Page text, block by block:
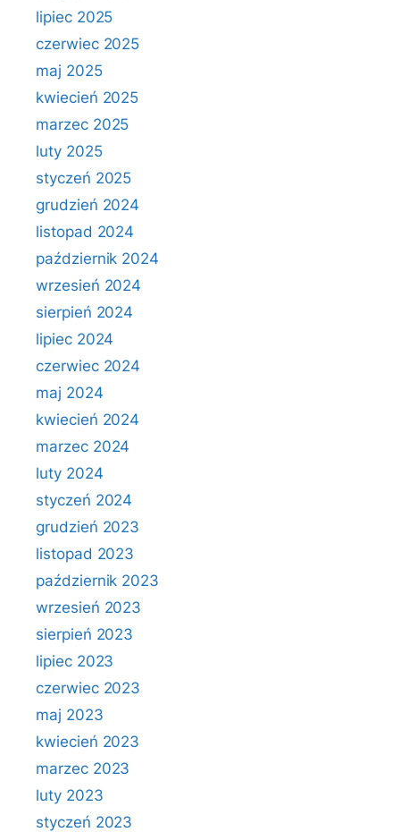
lipiec 2025
czerwiec 2025
maj 2025
kwiecień 2025
marzec 2025
luty 2025
styczeń 2025
grudzień 2024
listopad 2024
październik 2024
wrzesień 2024
sierpień 2024
lipiec 2024
czerwiec 2024
maj 2024
kwiecień 2024
marzec 2024
luty 2024
styczeń 2024
grudzień 2023
listopad 2023
październik 2023
wrzesień 2023
sierpień 2023
lipiec 2023
czerwiec 2023
maj 2023
kwiecień 2023
marzec 2023
luty 2023
styczeń 2023